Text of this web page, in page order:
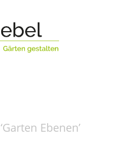
Garten Ebenen’